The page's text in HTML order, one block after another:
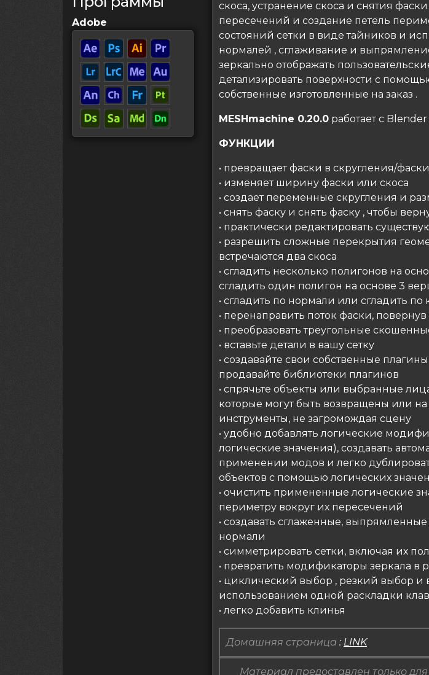
Adobe
скоса, устранение скоса и снятия
пересечений и создание петель
состояний сетки в виде тайников и
нормалей , сглаживание и
зеркально отображать
детализировать поверхности с
собственные изготовленные на заказ .
MESHmachine 0.20.0 работает с Blender
ФУНКЦИИ
• превращает фаски в скругления/
• изменяет ширину фаски или скоса
• создает переменные скругления и
• снять фаску и снять фаску , чтобы
• практически редактировать
• разрешить сложные перекрытия
встречаются два скоса
• сгладить несколько полигонов на
сгладить один полигон на основе 3
• сгладить по нормали или сгладить по
• перенаправить поток фаски, повернув
• преобразовать треугольные
• вставьте детали в вашу сетку
• создавайте свои собственные
продавайте библиотеки плагинов
• спрячьте объекты или выбранные
которые могут быть возвращены или
инструменты, не загромождая сцену
• удобно добавлять логические
логические значения), создавать
применении модов и легко
объектов с помощью логических
• очистить примененные логические
периметру вокруг их пересечений
• создавать сглаженные,
нормали
• симметрировать сетки, включая их
• превратить модификаторы зеркала в
• циклический выбор , резкий выбор
использованием одной раскладки
• легко добавить клинья
Домашняя страница : LINK
Материал предоставлен только